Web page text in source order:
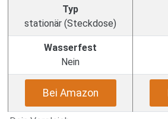
Typ
stationär (Steckdose)
Wasserfest
Nein
Bei Amazon